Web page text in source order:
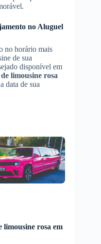
no Aluguel
no horário mais
de sua
disponível em
limousine rosa
data de sua
limousine rosa em